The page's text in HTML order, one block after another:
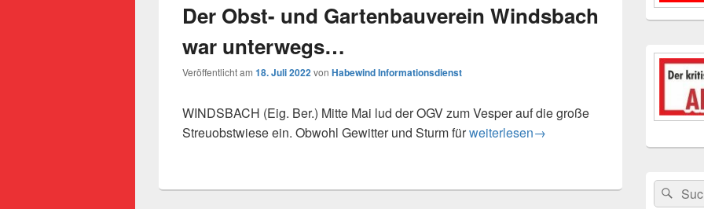
Der Obst- und Gartenbauverein Windsbach
war unterwegs…
Veröffentlicht am 18. Juli 2022von Habewind Informationsdienst
WINDSBACH (Eig. Ber.) Mitte Mai lud der OGV zum Vesper auf die große
Streuobstwiese ein. Obwohl Gewitter und Sturm fürDer Obst- und Gartenbauverein
weiterlesen→
Suchen
nach: